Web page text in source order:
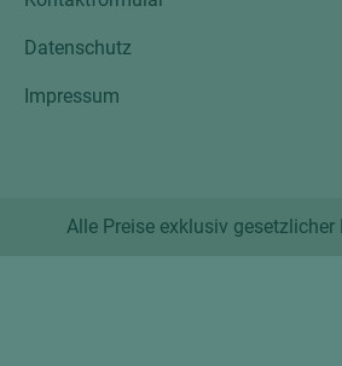
Datenschutz
Impressum
Alle Preise exklusiv gesetzlicher